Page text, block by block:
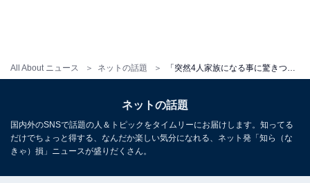
All About ニュース ネットの話題
ネットの話題
国内外のSNSで話題の人＆トピックをタイムリーにお届けします。知ってる
だけでちょっと得する、なんだか楽しい気分になれる、ネット発「知ら（な
きゃ）損」ニュースが盛りだくさん。